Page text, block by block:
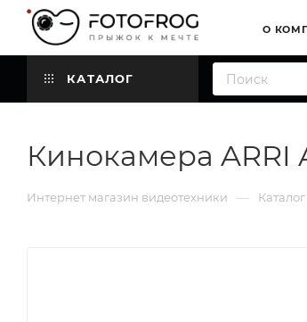
О
КАТАЛОГ
Кинокамера ARRI
Интернет магазин видеотехники — Каталог